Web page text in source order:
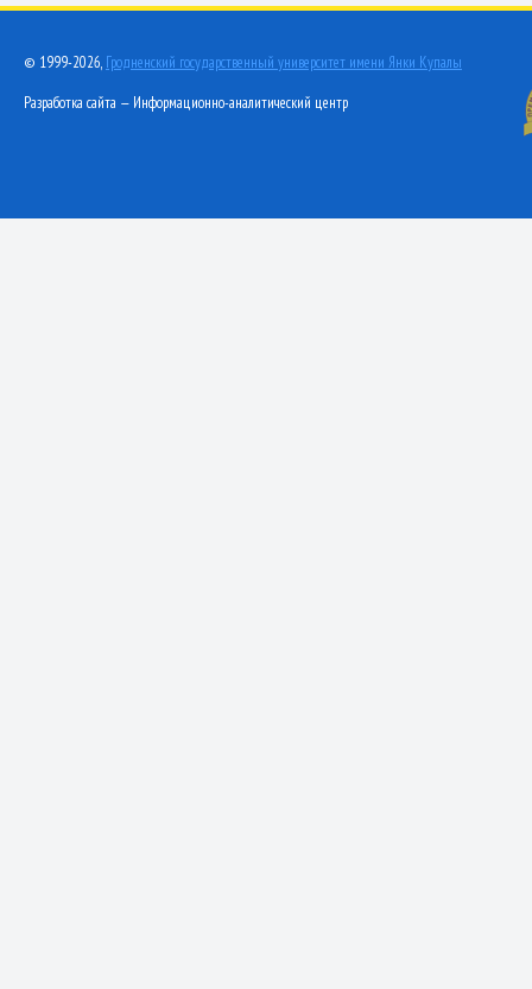
© 1999-2026, Гродненский государственный университет имени Янки Купалы
Разработка сайта — Информационно-аналитический центр